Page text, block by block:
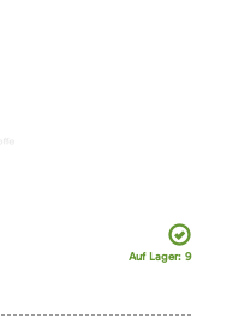
Auf Lager: 9